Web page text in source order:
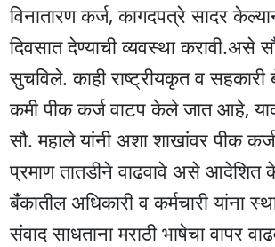
विनातारण कर्ज, कागदपत्रे सादर
दिवसात देण्याची व्यवस्था करावी.असे
सुचविले. काही राष्ट्रीयकृत व सहकारी
कमी पीक कर्ज वाटप केले जात आहे,
सौ. महाले यांनी अशा शाखांवर पीक
प्रमाण तातडीने वाढवावे असे आदेशित
बँकातील अधिकारी व कर्मचारी यांना
संवाद साधताना मराठी भाषेचा वापर